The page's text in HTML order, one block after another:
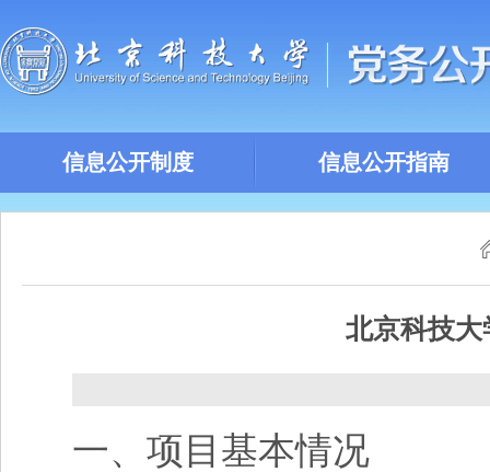
信息公开制度 信息公开指南
北京科技
一、项目基本情况